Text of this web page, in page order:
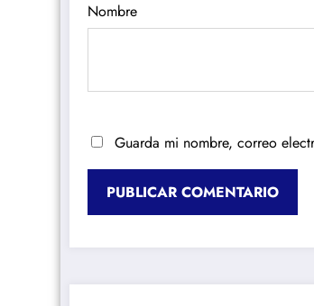
Nombre
Guarda mi nombre, correo